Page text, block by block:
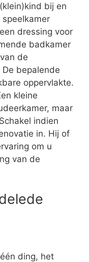
bij en
dressing voor
badkamer
de
bepalende
oppervlakte.
kleine
maar
indien
in. Hij of
om u
van de
ding, het